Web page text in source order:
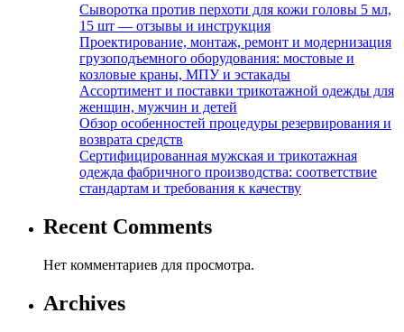
Сыворотка против перхоти для кожи головы 5 мл,
15 шт — отзывы и инструкция
Проектирование, монтаж, ремонт и модернизация
грузоподъемного оборудования: мостовые и
козловые краны, МПУ и эстакады
Ассортимент и поставки трикотажной одежды для
женщин, мужчин и детей
Обзор особенностей процедуры резервирования и
возврата средств
Сертифицированная мужская и трикотажная
одежда фабричного производства: соответствие
стандартам и требования к качеству
Recent Comments
Нет комментариев для просмотра.
Archives